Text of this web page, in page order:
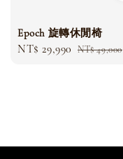
Epoch 旋轉休閒椅
Sale
NT$ 29,990 Regular
NT$ 49,000